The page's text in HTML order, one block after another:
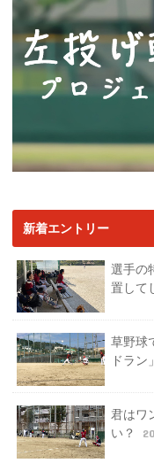
新着エントリー
選手の
置して
草野球
ドラン
君はワ
い？